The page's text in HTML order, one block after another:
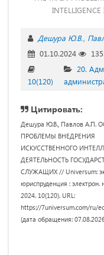
Дешура Ю.В.
01.10.2024
10(120)
20.
Цитировать:
Дешура Ю.В., Павлов А.П.
ПРОБЛЕМЫ ВНЕДРЕНИЯ
ИСКУССТВЕННОГО
ДЕЯТЕЛЬНОСТЬ
СЛУЖАЩИХ // Universum:
юриспруденция : электрон.
2024. 10(120). URL:
https://7universum.com/ru/
(дата обращения: